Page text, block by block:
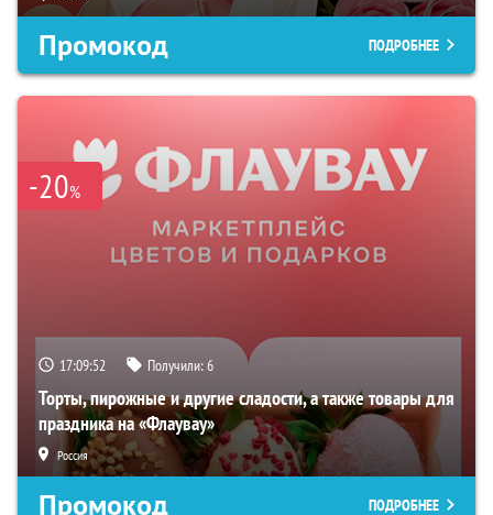
Промокод ПОДРОБНЕЕ
-20%
17:09:51 Получили:6
Торты, пирожные и другие сладости, а также товары для
праздника на «Флаувау»
Россия
Промокод ПОДРОБНЕЕ